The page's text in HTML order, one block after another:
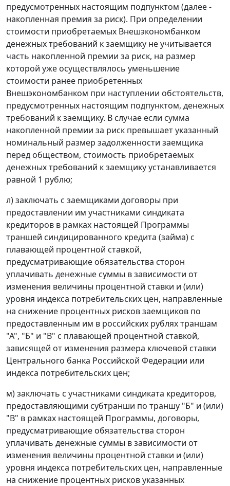
предусмотренных настоящим подпунктом (далее -
накопленная премия за риск). При определении
стоимости приобретаемых Внешэкономбанком
денежных требований к заемщику не учитывается
часть накопленной премии за риск, на размер
которой уже осуществлялось уменьшение
стоимости ранее приобретенных
Внешэкономбанком при наступлении обстоятельств,
предусмотренных настоящим подпунктом, денежных
требований к заемщику. В случае если сумма
накопленной премии за риск превышает указанный
номинальный размер задолженности заемщика
перед обществом, стоимость приобретаемых
денежных требований к заемщику устанавливается
равной 1 рублю;
л) заключать с заемщиками договоры при
предоставлении им участниками синдиката
кредиторов в рамках настоящей Программы
траншей синдицированного кредита (займа) с
плавающей процентной ставкой,
предусматривающие обязательства сторон
уплачивать денежные суммы в зависимости от
изменения величины процентной ставки и (или)
уровня индекса потребительских цен, направленные
на снижение процентных рисков заемщиков по
предоставленным им в российских рублях траншам
"А", "Б" и "В" с плавающей процентной ставкой,
зависящей от изменения размера ключевой ставки
Центрального банка Российской Федерации или
индекса потребительских цен;
м) заключать с участниками синдиката кредиторов,
предоставляющими субтранши по траншу "Б" и (или)
"В" в рамках настоящей Программы, договоры,
предусматривающие обязательства сторон
уплачивать денежные суммы в зависимости от
изменения величины процентной ставки и (или)
уровня индекса потребительских цен, направленные
на снижение процентных рисков указанных